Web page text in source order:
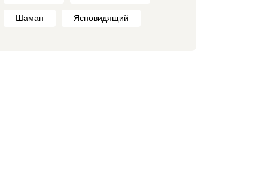
Шаман Ясновидящий